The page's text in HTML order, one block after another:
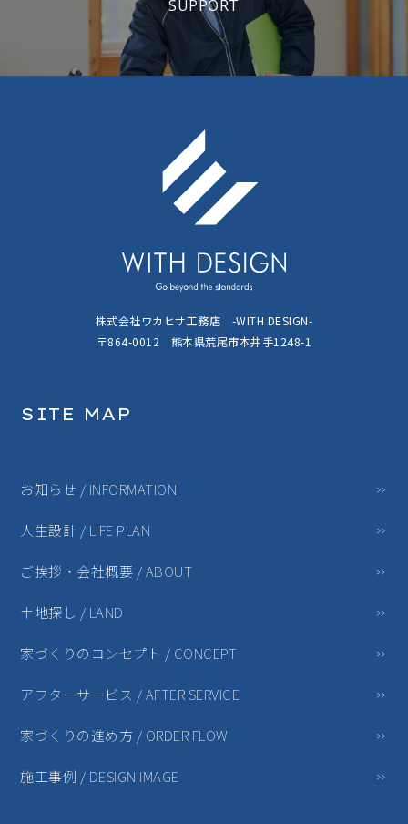
SUPPORT
株式会社ワカヒサ工務店 -WITH DESIGN-
〒864-0012 熊本県荒尾市本井手1248-1
SITE MAP
お知らせ / INFORMATION
人生設計 / LIFE PLAN
ご挨拶・会社概要 / ABOUT
土地探し / LAND
家づくりのコンセプト / CONCEPT
アフターサービス / AFTER SERVICE
家づくりの進め方 / ORDER FLOW
施工事例 / DESIGN IMAGE